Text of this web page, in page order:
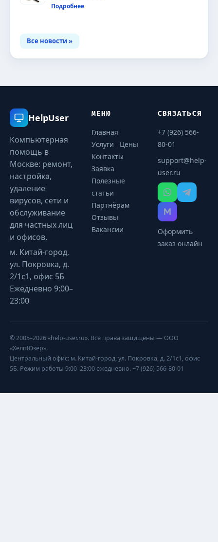
Подробнее
Все новости »
HelpUser
Компьютерная
помощь в
Москве: ремонт,
настройка,
удаление
вирусов, сети и
обслуживание
для частных лиц
и офисов.
м. Китай-город,
ул. Покровка, д.
2/1с1, офис 5Б
Ежедневно 9:00–
23:00
МЕНЮ
Главная
Услуги
Цены
Контакты
Заявка
Полезные
статьи
Партнёрам
Отзывы
Вакансии
СВЯЗАТЬСЯ
+7 (926) 566-
80-01
support@help-
user.ru
Оформить
заказ онлайн
© 2005–2026 «help-user.ru». Все права защищены — ООО
«ХелпЮзер».
Центральный офис: м. Китай-город, ул. Покровка, д. 2/1с1, офис
5Б. Режим работы 9:00–23:00 ежедневно. +7 (926) 566-80-01